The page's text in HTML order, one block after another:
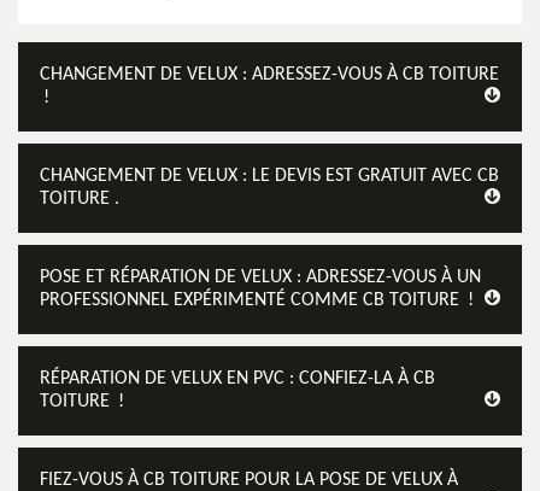
CHANGEMENT DE VELUX : ADRESSEZ-VOUS À CB TOITURE
!
CHANGEMENT DE VELUX : LE DEVIS EST GRATUIT AVEC CB
TOITURE .
POSE ET RÉPARATION DE VELUX : ADRESSEZ-VOUS À UN
PROFESSIONNEL EXPÉRIMENTÉ COMME CB TOITURE !
RÉPARATION DE VELUX EN PVC : CONFIEZ-LA À CB
TOITURE !
FIEZ-VOUS À CB TOITURE POUR LA POSE DE VELUX À